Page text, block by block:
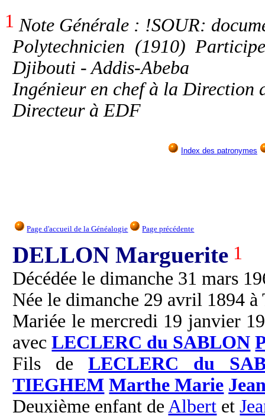
1 Note Générale : !SOUR:
Polytechnicien (1910)
Djibouti - Addis-Abeba
Ingénieur en chef à la Direction
Directeur à EDF
Index des patronymes
Page d'accueil de la Généalogie Page précédente
DELLON Marguerite 1
Décédée le dimanche 31 mars
Née le dimanche 29 avril 1894 à
Mariée le mercredi 19 janvier
avecLECLERC du SABLON
Fils deLECLERC du
TIEGHEM Marthe Marie
Deuxième enfant de Albert et